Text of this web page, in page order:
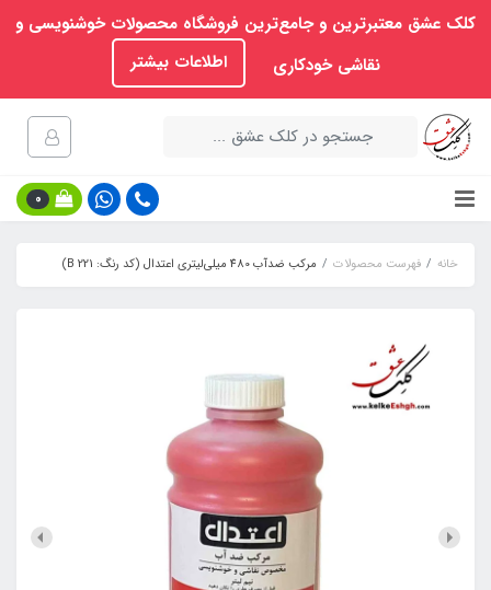
کلک عشق معتبرترین و جامع‌ترین فروشگاه محصولات خوشنویسی و
نقاشی خودکاری
اطلاعات بیشتر
0
خانه فهرست محصولات مرکب ضدآب 480 میلی‌لیتری اعتدال (کد رنگ: 221 B)